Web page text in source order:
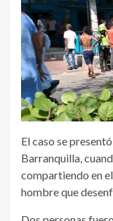
El caso se
Barranquilla,
compartiendo en
hombre que